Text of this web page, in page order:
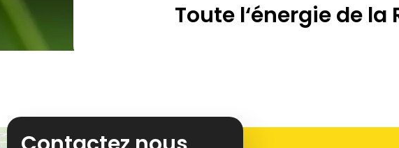
Toute l‘énergie de